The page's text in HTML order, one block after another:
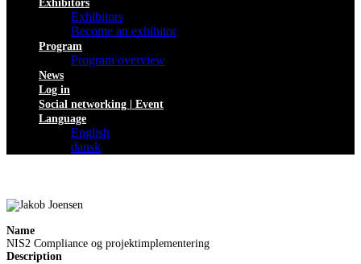
Exhibitors
Exhibitors
Become an exhibitor
Program
Program overview
News
Log in
Social networking | Event
Language
English
dansk
Name
NIS2 Compliance og projektimplementering
Description